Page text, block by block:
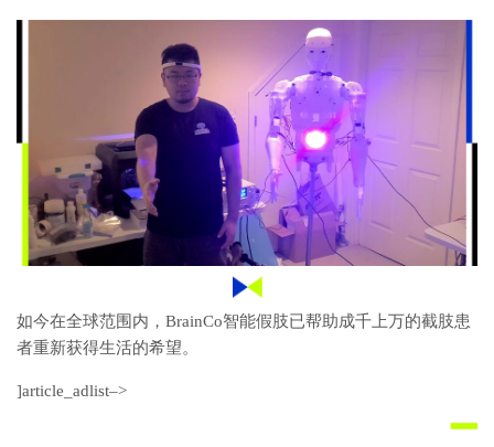
如今在全球范围内，BrainCo智能假肢已帮助成千上万的截肢患
者重新获得生活的希望。
]article_adlist–>